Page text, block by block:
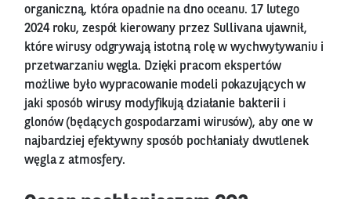
organiczną, która opadnie na dno oceanu. 17 lutego
2024 roku, zespół kierowany przez Sullivana ujawnił,
które wirusy odgrywają istotną rolę w wychwytywaniu i
przetwarzaniu węgla. Dzięki pracom ekspertów
możliwe było wypracowanie modeli pokazujących w
jaki sposób wirusy modyfikują działanie bakterii i
glonów (będących gospodarzami wirusów), aby one w
najbardziej efektywny sposób pochłaniały dwutlenek
węgla z atmosfery.